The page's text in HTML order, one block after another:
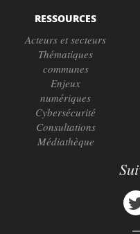
RESSOURCES
Acteurs et secteurs
Thématiques
communes
Enjeux
numériques
Cybersécurité
Consultations
Médiathèque